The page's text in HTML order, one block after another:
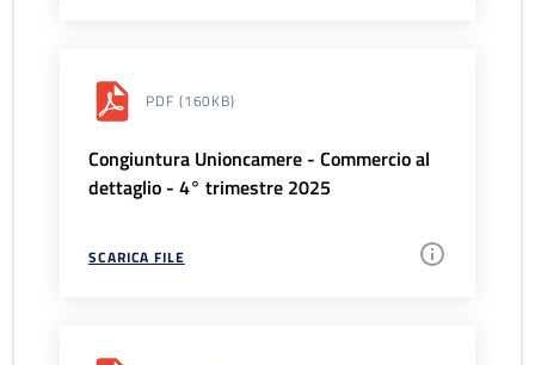
PDF (160KB)
Congiuntura Unioncamere - Commercio al
dettaglio - 4° trimestre 2025
SCARICA FILE